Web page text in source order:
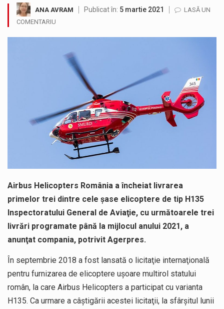
Fostul deputat si primar Cătălin Cherecheș a fost invitat la Horia Nasra Show unde a sustinut o dezbatere pe teme…
COD GALBEN. Interval de valabilitate: 07 august, ora 12.00 – 07 august, ora 23.00 / Fenomene vizate: instabilitate atmosferică, intensificări…
În luna august, orașul Baia Sprie își deschide din nou porțile de ZIUA MINERULUI, eveniment care se va desfăsura în…
”Am susținut în Parlament Strategia Națională pentru Conservarea Biodiversității 2026–2030, un pas necesar pentru protejarea naturii și respectarea angajamentelor europene…
ANA AVRAM Publicat în: 5 martie 2021
LASĂ UN
COMENTARIU
Airbus Helicopters România a încheiat livrarea
primelor trei dintre cele şase elicoptere de tip H135
Inspectoratului General de Aviaţie, cu următoarele trei
livrări programate până la mijlocul anului 2021, a
anunţat compania, potrivit Agerpres.
În septembrie 2018 a fost lansată o licitaţie internaţională
pentru furnizarea de elicoptere uşoare multirol statului
român, la care Airbus Helicopters a participat cu varianta
H135. Ca urmare a câştigării acestei licitaţii, la sfârşitul lunii